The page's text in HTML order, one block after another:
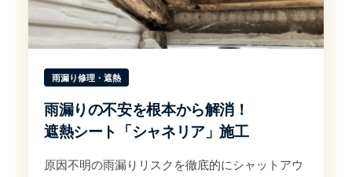
雨漏り修理・遮熱
雨漏りの不安を根本から解消！
遮熱シート「シャネリア」施工
原因不明の雨漏りリスクを徹底的にシャットアウ